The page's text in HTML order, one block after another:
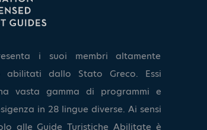
i suoi membri altamente
abilitati dallo Stato Greco. Essi
vasta gamma di programmi e
in 28 lingue diverse. Ai sensi
alle Guide Turistiche Abilitate è